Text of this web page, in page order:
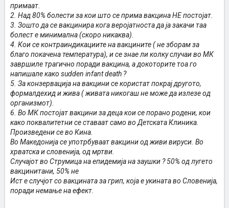
примаат.
2. Над 80% болести за кои што се прима вакцина НЕ постојат.
3. Зошто да се вакцинира кога веројатноста да ја закачи таа
болест е минимална (скоро никаква).
4. Кои се контраиндикациите на вакцините ( не зборам за
благо покачена температура), и се знае ли колку случаи во МК
завршиле трагично поради вакцина, а докоторите тоа го
напишале како sudden infant death ?
5. За конзервација на вакцини се користат покрај другото,
формалдехид и жива ( живата никогаш не може да излезе од
организмот).
6. Во МК постојат вакцини за деца кои се порано родени, кои
како поквалитетни се ставаат само во Детската Клиника.
Произведени се во Кина.
Во Македонија се употрбуваат вакцини од живи вируси. Во
хрватска и словенија, од мртви.
Случајот во Струмица на епидемија на заушки ? 50% од лугето
вакцинитани, 50% не
Ист е случјот со вакцината за грип, која е укината во Словенија,
поради немање на ефект.